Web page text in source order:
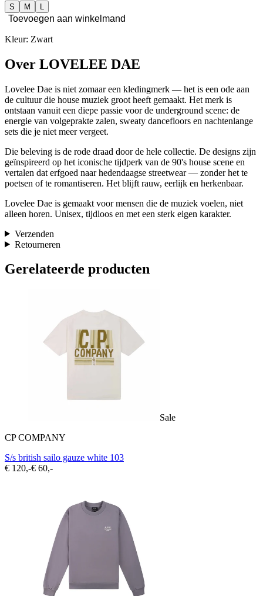
S M L
Toevoegen aan winkelmand
Kleur: Zwart
Over LOVELEE DAE
Lovelee Dae is niet zomaar een kledingmerk — het is een ode aan
de cultuur die house muziek groot heeft gemaakt. Het merk is
ontstaan vanuit een diepe passie voor de underground scene: de
energie van volgeprakte zalen, sweaty dancefloors en nachtenlange
sets die je niet meer vergeet.
Die beleving is de rode draad door de hele collectie. De designs zijn
geïnspireerd op het iconische tijdperk van de 90's house scene en
vertalen dat erfgoed naar hedendaagse streetwear — zonder het te
poetsen of te romantiseren. Het blijft rauw, eerlijk en herkenbaar.
Lovelee Dae is gemaakt voor mensen die de muziek voelen, niet
alleen horen. Unisex, tijdloos en met een sterk eigen karakter.
Verzenden
Retourneren
Gerelateerde producten
Sale
CP COMPANY
S/s british sailo gauze white 103
€ 120,-€ 60,-